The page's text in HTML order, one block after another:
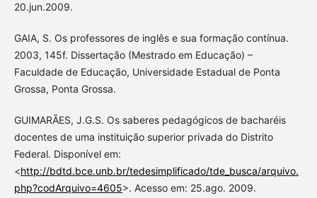
20.jun.2009.
GAIA, S. Os professores de inglês e sua formação contínua.
2003, 145f. Dissertação (Mestrado em Educação) –
Faculdade de Educação, Universidade Estadual de Ponta
Grossa, Ponta Grossa.
GUIMARÃES, J.G.S. Os saberes pedagógicos de bacharéis
docentes de uma instituição superior privada do Distrito
Federal. Disponível em:
<http://bdtd.bce.unb.br/tedesimplificado/tde_busca/arquivo.
php?codArquivo=4605>. Acesso em: 25.ago. 2009.